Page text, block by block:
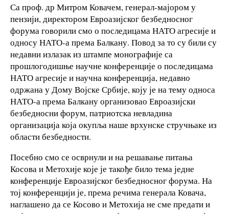
Са проф. др Митром Ковачем, генерал-мајором у
пензији, директором Евроазијског безбедносног
форума говорили смо о последицама НАТО агресије и
односу НАТО-а према Балкану. Повод за то су били су
недавни излазак из штампе монографије са
прошлогодишње научне конференције о последицама
НАТО агресије и научна конференција, недавно
одржана у Дому Војске Србије, коју је на тему односа
НАТО-а према Балкану организовао Евроазијски
безбедносни форум, патриотска невладина
организација која окупља наше врхунске стручњаке из
области безбедности.
Посебно смо се осврнули и на решавање питања
Косова и Метохије које је такође било тема једне
конференције Евроазијског безбедносног форума. На
тој конференцији је, према речима генерала Ковача,
наглашено да се Косово и Метохија не сме предати и